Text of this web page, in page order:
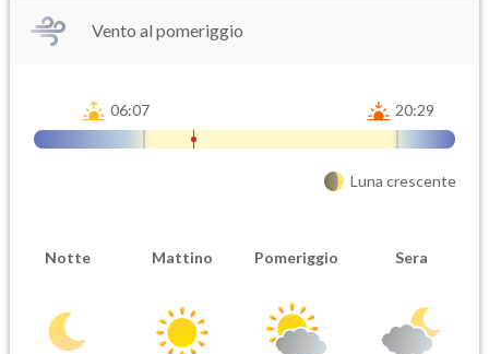
Vento al pomeriggio
06:07 20:29
Luna crescente
Notte Mattino Pomeriggio Sera